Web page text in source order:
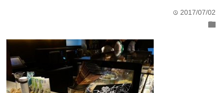
time 2017/07/02
folder